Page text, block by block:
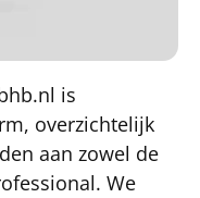
is
overzichtelijk
aan zowel de
We